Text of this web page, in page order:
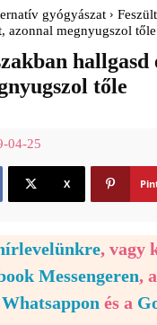
gyógyászat
azonnal megnyugszol tőle
hallgasd
tőle
04-25
X
, vagy
Messengeren, a
Whatsappon és a